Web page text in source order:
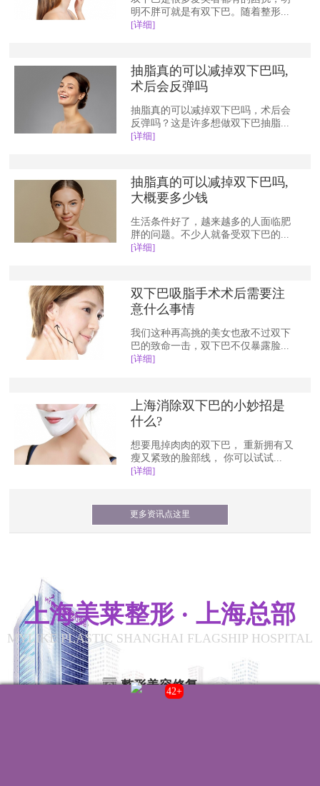
明不胖可就是有双下巴。随着整形...
[详细]
抽脂真的可以减掉双下巴吗,
术后会反弹吗
抽脂真的可以减掉双下巴吗，术后会
反弹吗？这是许多想做双下巴抽脂...
[详细]
抽脂真的可以减掉双下巴吗,
大概要多少钱
生活条件好了，越来越多的人面临肥
胖的问题。不少人就备受双下巴的...
[详细]
双下巴吸脂手术术后需要注
意什么事情
我们这种再高挑的美女也敌不过双下
巴的致命一击，双下巴不仅暴露脸...
[详细]
上海消除双下巴的小妙招是
什么?
想要甩掉肉肉的双下巴， 重新拥有又
瘦又紧致的脸部线， 你可以试试...
[详细]
更多资讯点这里
上海美莱整形 · 上海总部
MYLIKE PLASTIC SHANGHAI FLAGSHIP HOSPITAL
整形美容修复
42+